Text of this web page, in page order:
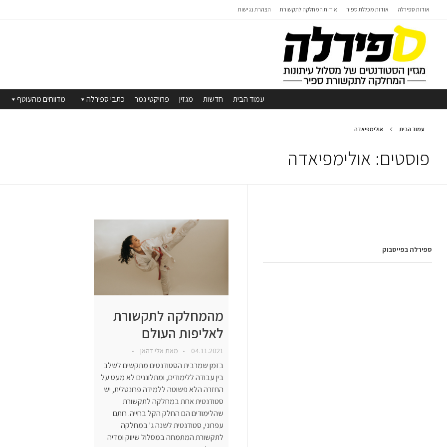
אודות ספירלה אודות מכללת ספיר אודות המחלקה לתקשורת הצהרת נגישות
עמוד הבית חדשות מגזין פרויקטי גמר כתבי ספירלה מדווחים מהעוטף
עמוד הבית אולימפיאדה
פוסטים: אולימפיאדה
מהמחלקה לתקשורת
לאליפות העולם
04.11.2021 מאת אלי דהאן
בזמן שמרבית הסטודנטים מתקשים לשלב
בין עבודה ללימודים, ומתלוננים לא מעט על
החזרה הלא פשוטה ללמידה פרונטלית, יש
סטודנטית אחת במחלקה לתקשורת
שהלימודים הם החלק הקל בחייה. רותם
עפרוני, סטודנטית לשנה ג' במחלקה
לתקשורת המתמחה במסלול שיווק ומדיה
ספירלה בפייסבוק